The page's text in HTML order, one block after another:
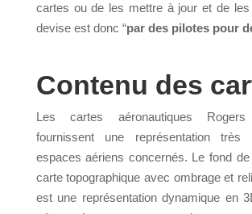
cartes ou de les mettre à jour et de les
devise est donc “par des pilotes pour
Contenu des
Les cartes aéronautiques
fournissent une représentation très
espaces aériens concernés. Le fond
carte topographique avec ombrage et
est une représentation dynamique en